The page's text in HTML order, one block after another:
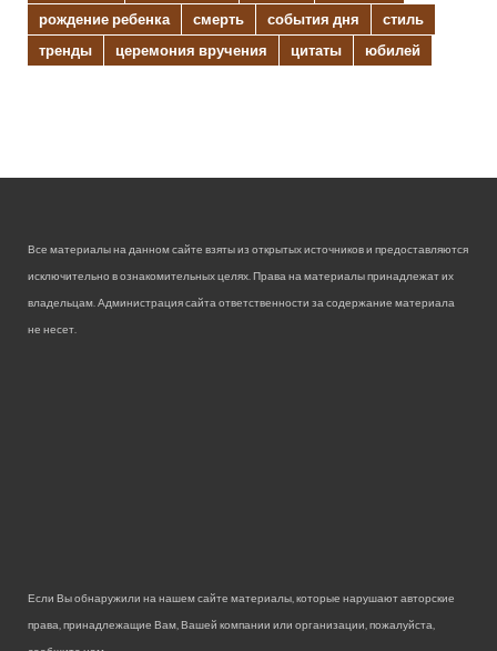
рождение ребенка
смерть события дня
стиль
тренды
церемония вручения цитаты юбилей
Все материалы на данном сайте взяты из открытых источников и предоставляются
исключительно в ознакомительных целях. Права на материалы принадлежат их
владельцам. Администрация сайта ответственности за содержание материала
не несет.
Если Вы обнаружили на нашем сайте материалы, которые нарушают авторские
права, принадлежащие Вам, Вашей компании или организации, пожалуйста,